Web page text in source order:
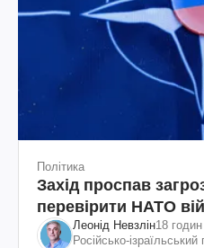
Політика
Захід проспав
перевірити НАТО
Леонід Невзлін18
Російсько-